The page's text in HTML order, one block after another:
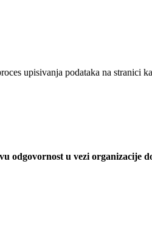
upisivanja podataka na stranici
odgovornost u vezi organizacije